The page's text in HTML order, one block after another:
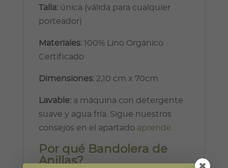
Talla: única (válida para cualquier
porteador)
Materiales: 100% Lino Orgánico
Certificado
Dimensiones: 2,10 cm x 70cm
Lavable: a máquina con detergente
suave y agua fría. Sigue nuestros
consejos en el apartado aprende
Por qué Bandolera de
Anillas?